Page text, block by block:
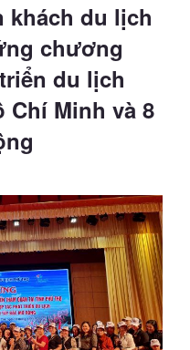
khách du lịch
chương
du lịch
Chí Minh và 8